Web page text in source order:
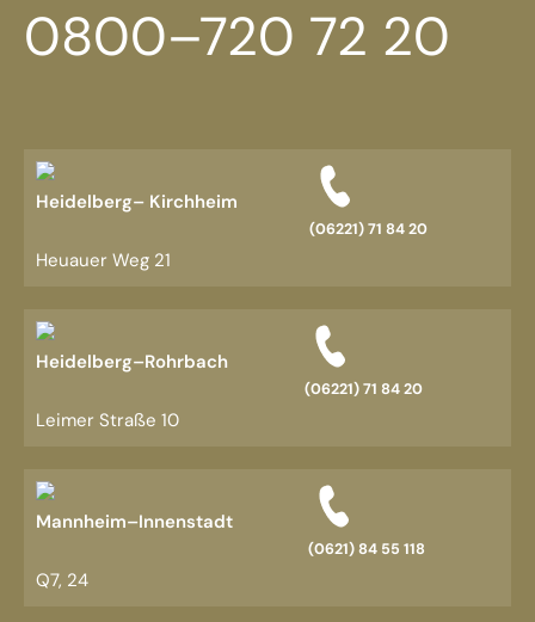
0800–720 72 20
Heidelberg– Kirchheim
Heuauer Weg 21
(06221) 71 84 20
Heidelberg–Rohrbach
Leimer Straße 10
(06221) 71 84 20
Mannheim–Innenstadt
Q7, 24
(0621) 84 55 118